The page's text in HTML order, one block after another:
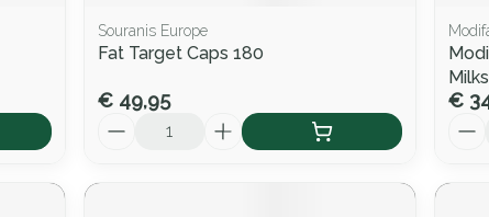
Souranis Europe
Fat Target Caps 180
€ 49,95 €